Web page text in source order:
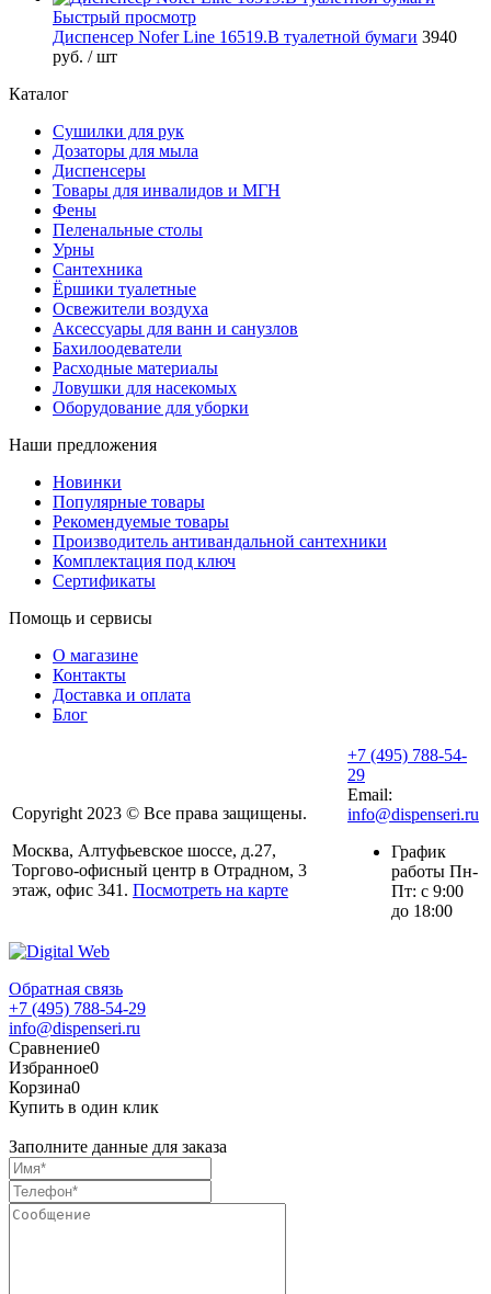
Быстрый просмотр
Диспенсер Nofer Line 16519.B туалетной бумаги 3940
руб. / шт
Каталог
Сушилки для рук
Дозаторы для мыла
Диспенсеры
Товары для инвалидов и МГН
Фены
Пеленальные столы
Урны
Сантехника
Ёршики туалетные
Освежители воздуха
Аксессуары для ванн и санузлов
Бахилоодеватели
Расходные материалы
Ловушки для насекомых
Оборудование для уборки
Наши предложения
Новинки
Популярные товары
Рекомендуемые товары
Производитель антивандальной сантехники
Комплектация под ключ
Сертификаты
Помощь и сервисы
О магазине
Контакты
Доставка и оплата
Блог
Copyright 2023 © Все права защищены.
Москва, Алтуфьевское шоссе, д.27,
Торгово-офисный центр в Отрадном, 3
этаж, офис 341. Посмотреть на карте
+7 (495) 788-54-
29
Email:
info@dispenseri.ru
График
работы Пн-
Пт: с 9:00
до 18:00
Обратная связь
+7 (495) 788-54-29
info@dispenseri.ru
Сравнение0
Избранное0
Корзина0
Купить в один клик
Заполните данные для заказа